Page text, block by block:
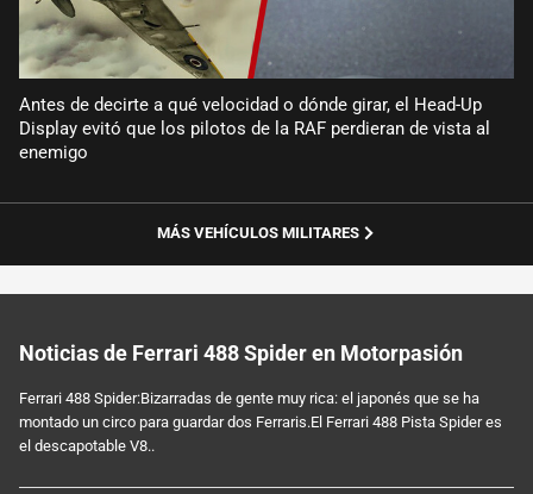
Antes de decirte a qué velocidad o dónde girar, el Head-Up
Display evitó que los pilotos de la RAF perdieran de vista al
enemigo
MÁS VEHÍCULOS MILITARES
Noticias de Ferrari 488 Spider en Motorpasión
Ferrari 488 Spider:Bizarradas de gente muy rica: el japonés que se ha
montado un circo para guardar dos Ferraris.El Ferrari 488 Pista Spider es
el descapotable V8..